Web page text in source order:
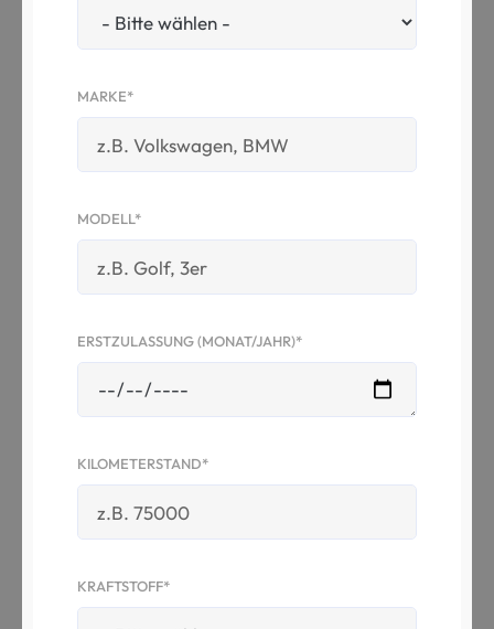
MARKE*
MODELL*
ERSTZULASSUNG (MONAT/JAHR)*
KILOMETERSTAND*
KRAFTSTOFF*